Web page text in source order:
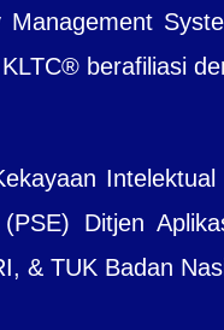
berafiliasi
Ditjen
& TUK Badan